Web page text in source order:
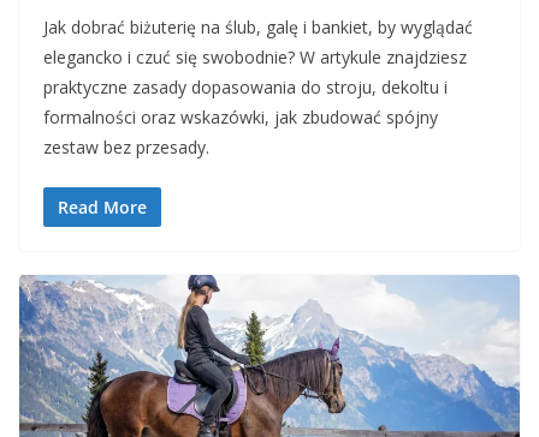
Jak dobrać biżuterię na ślub, galę i bankiet, by wyglądać
elegancko i czuć się swobodnie? W artykule znajdziesz
praktyczne zasady dopasowania do stroju, dekoltu i
formalności oraz wskazówki, jak zbudować spójny
zestaw bez przesady.
Read More